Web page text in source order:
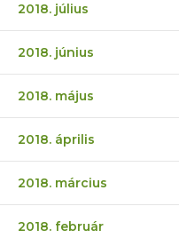
2018. július
2018. június
2018. május
2018. április
2018. március
2018. február